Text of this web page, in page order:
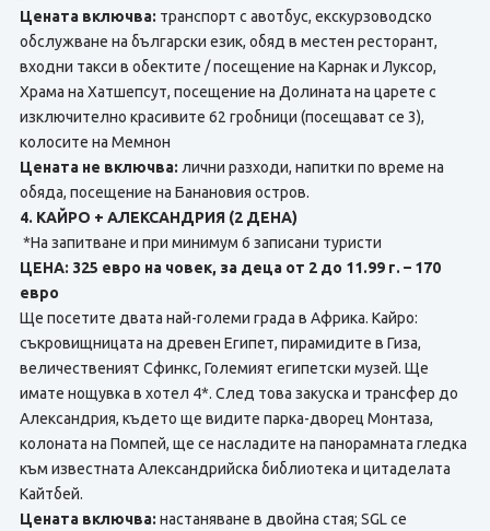
Цената включва: транспорт с авотбус, екскурзоводско
обслужване на български език, обяд в местен ресторант,
входни такси в обектите / посещение на Карнак и Луксор,
Храма на Хатшепсут, посещение на Долината на царете с
изключително красивите 62 гробници (посещават се 3),
колосите на Мемнон
Цената не включва: лични разходи, напитки по време на
обяда, посещение на Банановия остров.
4. КАЙРО + АЛЕКСАНДРИЯ (2 ДЕНА)
*На запитване и при минимум 6 записани туристи
ЦЕНА: 325 евро на човек, за деца от 2 до 11.99 г. – 170
евро
Ще посетите двата най-големи града в Африка. Кайро:
съкровищницата на древен Египет, пирамидите в Гиза,
величественият Сфинкс, Големият египетски музей. Ще
имате нощувка в хотел 4*. След това закуска и трансфер до
Александрия, където ще видите парка-дворец Монтаза,
колоната на Помпей, ще се насладите на панорамната гледка
към известната Александрийска библиотека и цитаделата
Кайтбей.
Цената включва: настаняване в двойна стая; SGL се